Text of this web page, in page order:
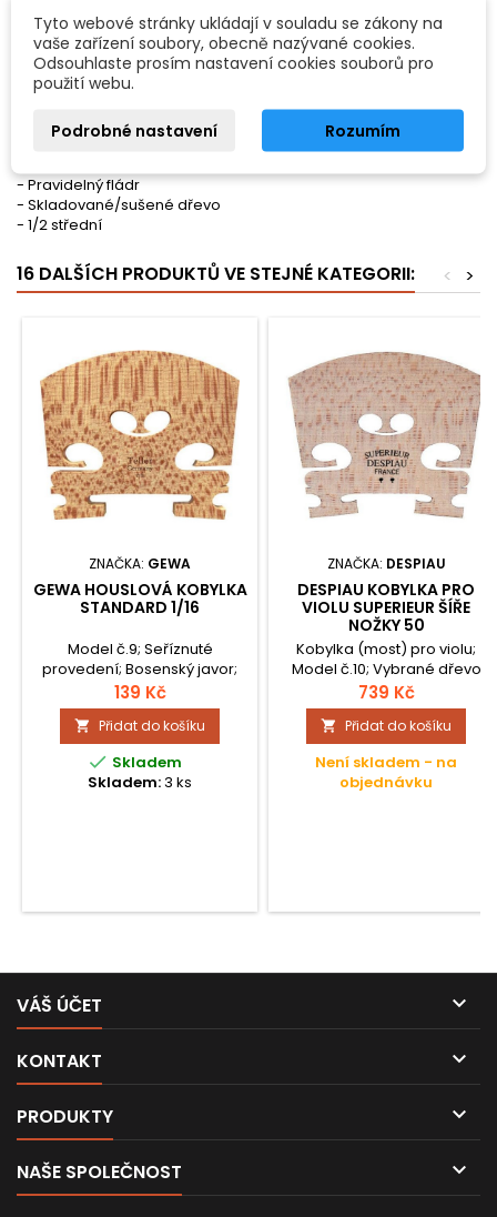
POPIS DETAILY PRODUKTU
Kobylka pro housle
- Standardní srdce
- Pravidelný fládr
- Skladované/sušené dřevo
- 1/2 střední
16 DALŠÍCH PRODUKTŮ VE STEJNÉ KATEGORII: >
<
ZNAČKA: GEWA
GEWA HOUSLOVÁ KOBYLKA
STANDARD 1/16
Model č.9; Seříznuté
provedení; Bosenský javor;
Velice dobře skladované;
139 Kč
 Přidat do košíku
 Skladem
Skladem:3 ks
ZNAČKA: DESPIAU
DESPIAU KOBYLKA PRO
VIOLU SUPERIEUR ŠÍŘE
NOŽKY 50
Kobylka (most) pro violu;
Model č.10; Vybrané dřevo
(B-kvalita); Standardní srdce;
Polotovar; Ošetřeno proti
tvrdosti;
739 Kč
 Přidat do košíku
Není skladem - na
objednávku
VÁŠ ÚČET 
KONTAKT 
PRODUKTY 
NAŠE SPOLEČNOST 
Tyto webové stránky ukládají v souladu se zákony na
vaše zařízení soubory, obecně nazývané cookies.
Odsouhlaste prosím nastavení cookies souborů pro
použití webu.
Podrobné nastavení Rozumím